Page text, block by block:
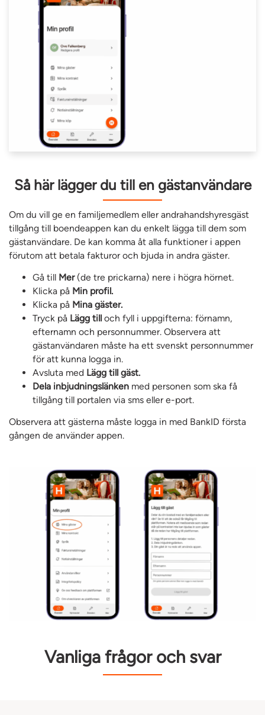
Så här lägger du till en gästanvändare
Om du vill ge en familjemedlem eller andrahandshyresgäst
tillgång till boendeappen kan du enkelt lägga till dem som
gästanvändare. De kan komma åt alla funktioner i appen
förutom att betala fakturor och bjuda in andra gäster.
Gå till Mer(de tre prickarna) nere i högra hörnet.
Klicka på Min profil.
Klicka på Mina gäster.
Tryck på Lägg till och fyll i uppgifterna: förnamn,
efternamn och personnummer. Observera att
gästanvändaren måste ha ett svenskt personnummer
för att kunna logga in.
Avsluta med Lägg till gäst.
Dela inbjudningslänken med personen som ska få
tillgång till portalen via sms eller e-port.
Observera att gästerna måste logga in med BankID första
gången de använder appen.
Vanliga frågor och svar